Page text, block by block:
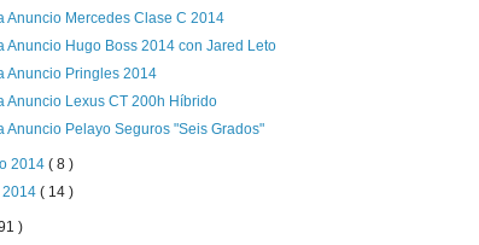
Anuncio Mercedes Clase C 2014
Anuncio Hugo Boss 2014 con Jared Leto
Anuncio Pringles 2014
Anuncio Lexus CT 200h Híbrido
Anuncio Pelayo Seguros "Seis Grados"
2014( 8 )
2014( 14 )
)